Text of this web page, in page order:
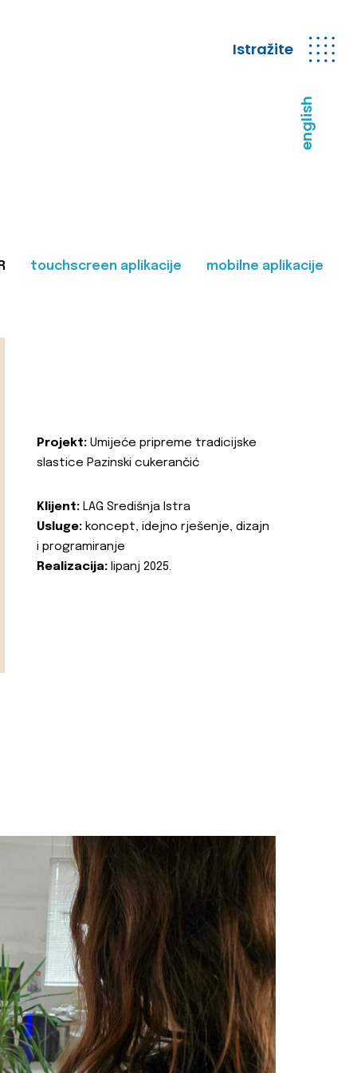
Istražite
english
touchscreen aplikacije mobilne aplikacije
Projekt: Umijeće pripreme tradicijske
slastice Pazinski cukerančić
Klijent: LAG Središnja Istra
Usluge: koncept, idejno rješenje, dizajn
i programiranje
Realizacija: lipanj 2025.